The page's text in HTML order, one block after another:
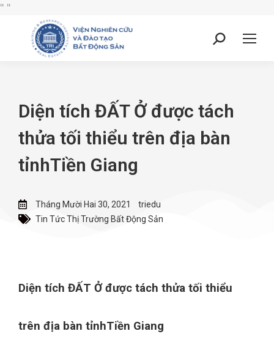
" "
Diện tích ĐẤT Ở được tách
thửa tối thiểu trên địa bàn
tỉnhTiền Giang
Tháng Mười Hai 30, 2021
triedu
Tin Tức Thị Trường Bất Động Sản
Diện tích ĐẤT Ở được tách thửa tối thiểu
trên địa bàn tỉnhTiền Giang